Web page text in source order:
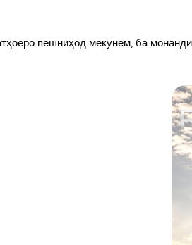
пешниҳод мекунем, ба монанди